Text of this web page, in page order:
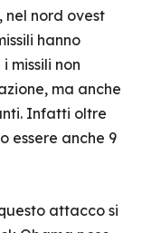
nel nord ovest
hanno
missili non
ma anche
Infatti oltre
essere anche 9
attacco si